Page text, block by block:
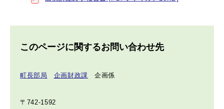
このページに関するお問い合わせ先
町長部局 企画財政課 企画係
〒742-1592